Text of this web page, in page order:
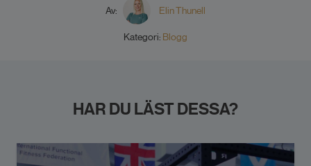
Av: Elin Thunell
Kategori: Blogg
HAR DU LÄST DESSA?